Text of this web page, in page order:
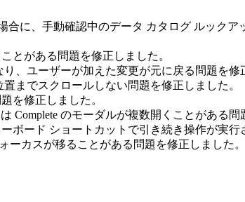
合に、手動確認中のデータ カタログ ルック
とがある問題を修正しました。
、ユーザーが加えた変更が元に戻る問題を修
までスクロールしない問題を修正しました。
を修正しました。
Complete のモーダルが複数開くことがある問
ボード ショートカットで引き続き操作が実行
カスが移ることがある問題を修正しました。